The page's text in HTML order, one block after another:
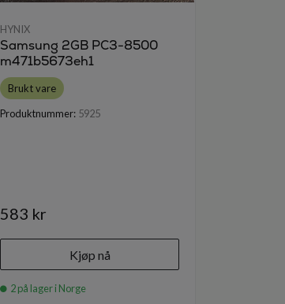
HYNIX
Samsung 2GB PC3-8500
m471b5673eh1
Brukt vare
Produktnummer: 5925
583 kr
Kjøp nå
2 på lager i Norge